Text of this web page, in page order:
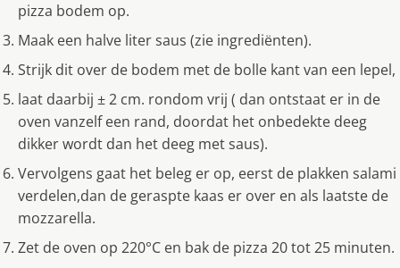
pizza bodem op.
Maak een halve liter saus (zie ingrediënten).
Strijk dit over de bodem met de bolle kant van een lepel,
laat daarbij ± 2 cm. rondom vrij ( dan ontstaat er in de
oven vanzelf een rand, doordat het onbedekte deeg
dikker wordt dan het deeg met saus).
Vervolgens gaat het beleg er op, eerst de plakken salami
verdelen,dan de geraspte kaas er over en als laatste de
mozzarella.
Zet de oven op 220°C en bak de pizza 20 tot 25 minuten.